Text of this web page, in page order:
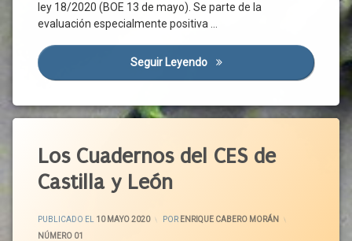
Riesgos
CoV-2
Sistema
Nacional
UGT
Podemos
Universidades
Elaboración
Artesanal
Emigración
Emprendimiento
Factores
De
Financiación
Formación
I+D+i
ley 18/2020 (BOE 13 de mayo). Se parte de la
evaluación especialmente positiva …
Seguir Leyendo Semana De Acuerdos Y
Corredor
Atlántico
Covid-
19
Cultura
Empleo
ERTE
Familias
Normativa
Los Cuadernos del CES de
Castilla y León
PUBLICADO EL 10 MAYO 2020
18 MAYO 2020
POR ENRIQUE CABERO MORÁN
CATEGORÍAS:
NÚMERO 01
Agenda
2030
Alerta
Blog
Castilla